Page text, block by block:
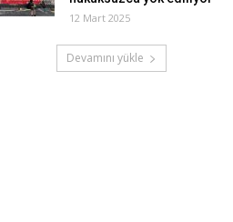
12 Mart 2025
Devamını yükle